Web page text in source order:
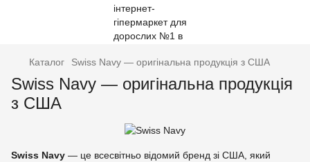
Каталог Swiss Navy — оригінальна продукція з США
Swiss Navy — оригінальна продукція
з США
Swiss Navy — це всесвітньо відомий бренд зі США, який